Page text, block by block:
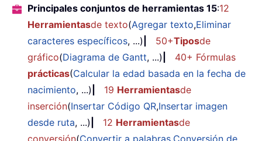
Principales conjuntos de herramientas 15:12
Herramientasde texto(Agregar texto,Eliminar
caracteres específicos, ...) 50+Tiposde
gráfico(Diagrama de Gantt, ...)
40+ Fórmulas
prácticas(Calcular la edad basada en la fecha de
nacimiento, ...) 19 Herramientasde
inserción(Insertar Código QR,Insertar imagen
desde ruta, ...) 12 Herramientasde